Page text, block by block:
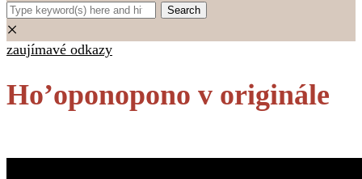
×
zaujímavé odkazy
Ho’oponopono v originále